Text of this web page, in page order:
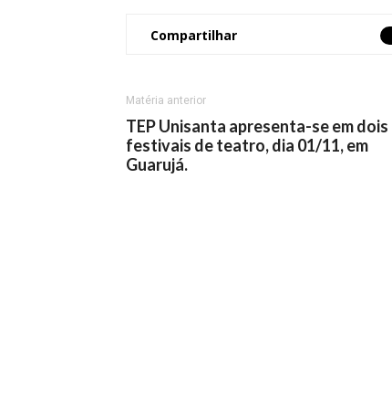
Compartilhar
Matéria anterior
TEP Unisanta apresenta-se em dois
festivais de teatro, dia 01/11, em
Guarujá.